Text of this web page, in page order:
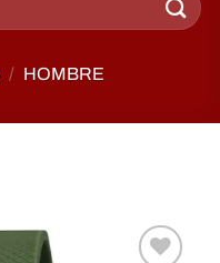
/ HOMBRE